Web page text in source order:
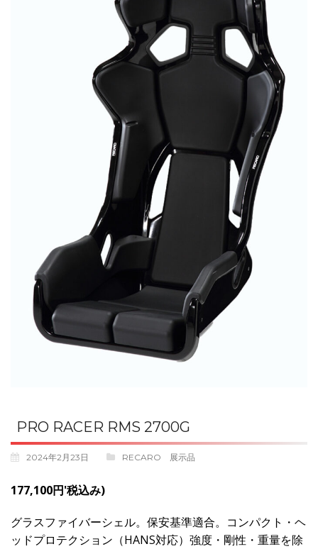
PRO RACER RMS 2700G
2024年2月23日 RECARO 展示品
177,100円'税込み)
グラスファイバーシェル。保安基準適合。コンパクト・ヘ
ッドプロテクション（HANS対応）強度・剛性・重量を除